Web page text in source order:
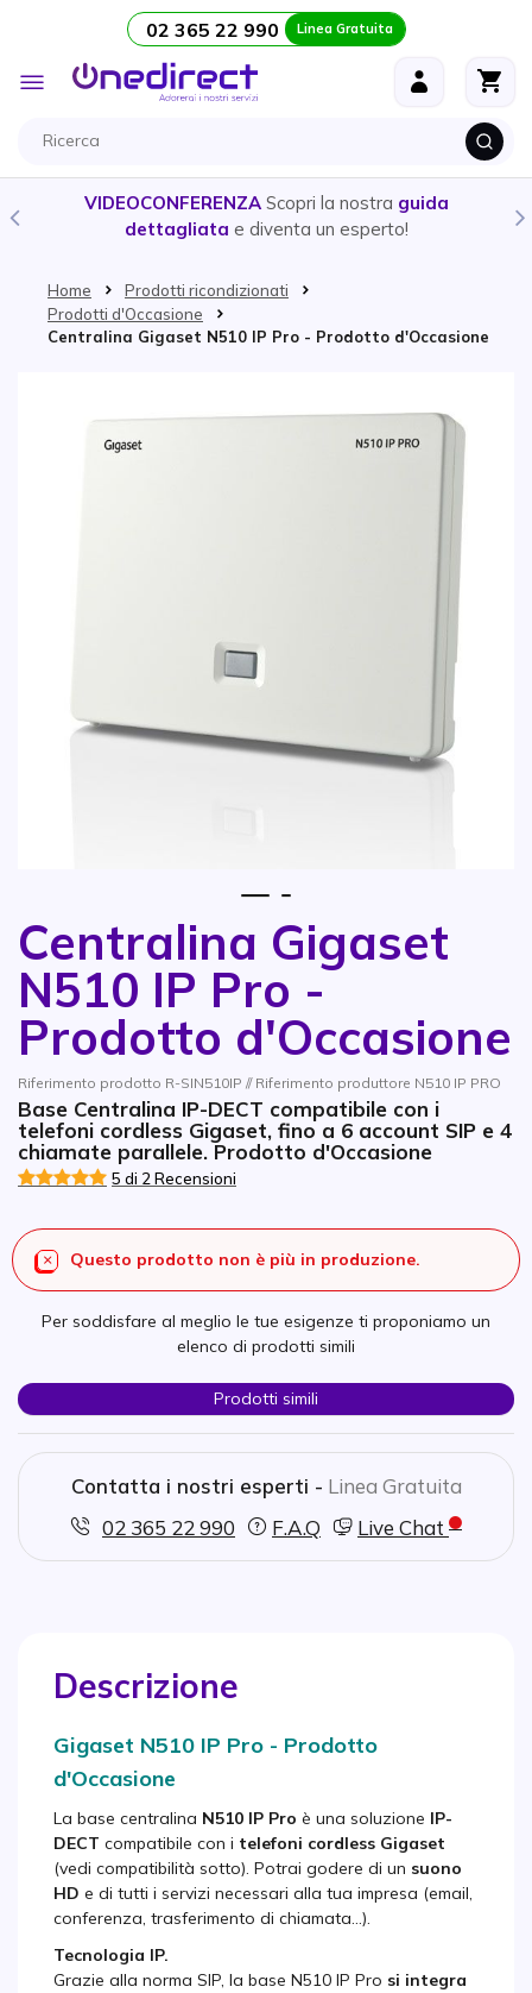
Salta al contenuto 02 365 22 990 Linea Gratuita
Toggle
Nav
VIDEOCONFERENZA Scopri la nostra guida
dettagliata e diventa un esperto!
Home
Prodotti ricondizionati
Prodotti d'Occasione
Centralina Gigaset N510 IP Pro - Prodotto d'Occasione
Centralina Gigaset
N510 IP Pro -
Prodotto d'Occasione
Riferimento prodotto R-SIN510IP // Riferimento produttore N510 IP PRO
Base Centralina IP-DECT compatibile con i
telefoni cordless Gigaset, fino a 6 account SIP e 4
chiamate parallele. Prodotto d'Occasione
5 di 2 Recensioni
Questo prodotto non è più in produzione.
Per soddisfare al meglio le tue esigenze ti proponiamo un
elenco di prodotti simili
Prodotti simili
Contatta i nostri esperti - Linea Gratuita
02 365 22 990
F.A.Q Live Chat
Vai all'inizio della galleria di immagini
Descrizione
Gigaset N510 IP Pro - Prodotto
d'Occasione
La base centralina N510 IP Pro è una soluzione IP-
DECT compatibile con i telefoni cordless Gigaset
(vedi compatibilità sotto). Potrai godere di un suono
HD e di tutti i servizi necessari alla tua impresa (email,
conferenza, trasferimento di chiamata...).
Tecnologia IP.
Grazie alla norma SIP, la base N510 IP Pro si integra